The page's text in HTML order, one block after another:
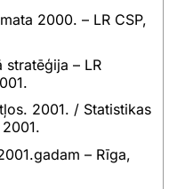
2000. – LR CSP,
– LR
2001. / Statistikas
– Rīga,